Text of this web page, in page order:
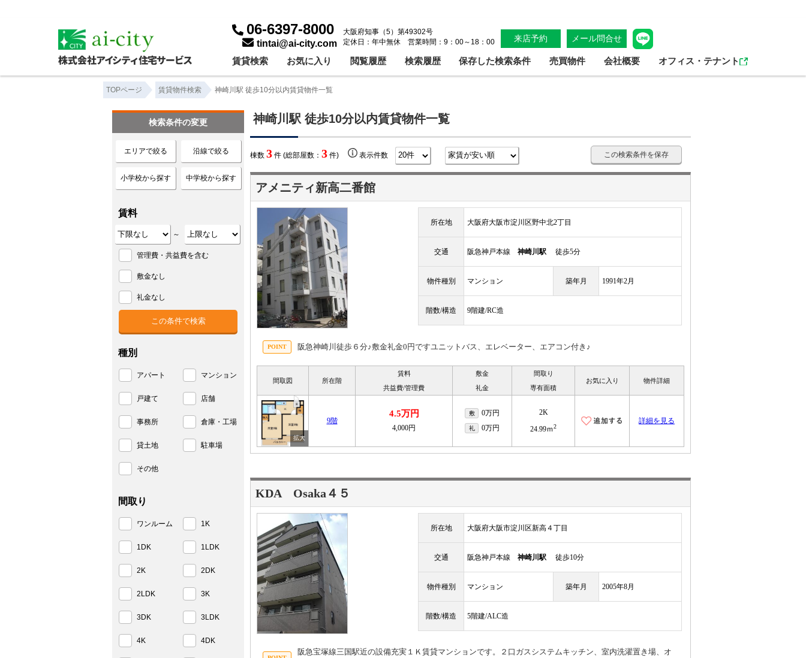
06-6397-8000
tintai@ai-city.com
大阪府知事（5）第49302号
定休日：年中無休 営業時間：9：00～18：00
来店予約 メール問合せ
賃貸検索 お気に入り 閲覧履歴 検索履歴 保存した検索条件 売買物件 会社概要 オフィス・テナント
TOPページ 賃貸物件検索 神崎川駅 徒歩10分以内賃貸物件一覧
神崎川駅 徒歩10分以内賃貸物件一覧
棟数 3 件 (総部屋数： 3 件) 表示件数 この検索条件を保存
アメニティ新高二番館
所在地 大阪府大阪市淀川区野中北2丁目
交通 阪急神戸本線 神崎川駅 徒歩5分
物件種別 マンション 築年月 1991年2月
階数/構造 9階建/RC造
阪急神崎川徒歩６分♪敷金礼金0円ですユニットバス、エレベーター、エアコン付き♪
間取図 所在階
賃料
共益費/管理費
敷金
礼金
間取り
専有面積
お気に入り 物件詳細
9階
4.5万円
4,000円
敷 0万円
礼 0万円
2K
24.99ｍ2
詳細を見る
KDA Osaka４５
所在地 大阪府大阪市淀川区新高４丁目
交通 阪急神戸本線 神崎川駅 徒歩10分
物件種別 マンション 築年月 2005年8月
階数/構造 5階建/ALC造
阪急宝塚線三国駅近の設備充実１Ｋ賃貸マンションです。２口ガスシステムキッチン、室内洗濯置き場、オ
検索条件の変更
エリアで絞る 沿線で絞る
小学校から探す 中学校から探す
賃料
～
管理費・共益費を含む
敷金なし
礼金なし
種別
アパート マンション
戸建て 店舗
事務所 倉庫・工場
貸土地 駐車場
その他
間取り
ワンルーム 1K
1DK 1LDK
2K 2DK
2LDK 3K
3DK 3LDK
4K 4DK